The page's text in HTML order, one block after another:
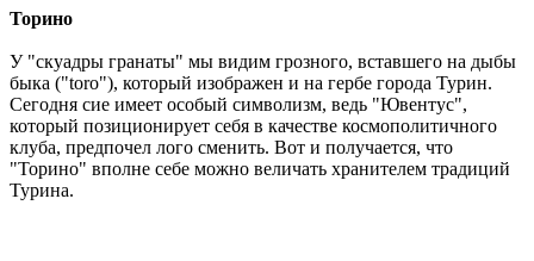
Торино
У "скуадры гранаты" мы видим грозного, вставшего на дыбы
быка ("toro"), который изображен и на гербе города Турин.
Сегодня сие имеет особый символизм, ведь "Ювентус",
который позиционирует себя в качестве космополитичного
клуба, предпочел лого сменить. Вот и получается, что
"Торино" вполне себе можно величать хранителем традиций
Турина.